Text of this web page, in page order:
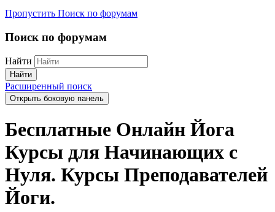
Пропустить Поиск по форумам
Поиск по форумам
Найти
Найти
Расширенный поиск
Открыть боковую панель
Бесплатные Онлайн Йога
Курсы для Начинающих с
Нуля. Курсы Преподавателей
Йоги.